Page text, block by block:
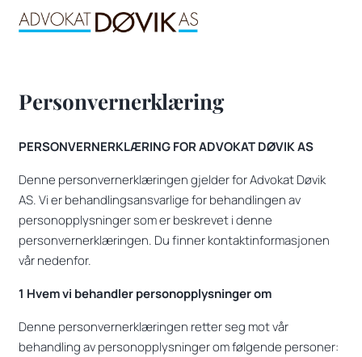
Personvernerklæring
PERSONVERNERKLÆRING FOR ADVOKAT DØVIK AS
Denne personvernerklæringen gjelder for Advokat Døvik
AS. Vi er behandlingsansvarlige for behandlingen av
personopplysninger som er beskrevet i denne
personvernerklæringen. Du finner kontaktinformasjonen
vår nedenfor.
1 Hvem vi behandler personopplysninger om
Denne personvernerklæringen retter seg mot vår
behandling av personopplysninger om følgende personer: